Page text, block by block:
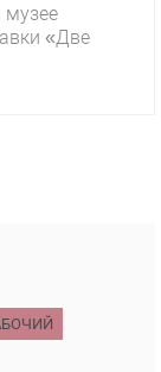
музее
«Две